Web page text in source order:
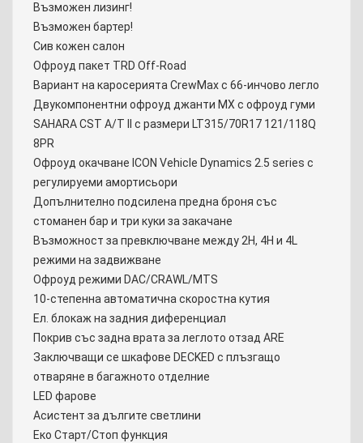
Възможен лизинг!
Възможен бартер!
Сив кожен салон
Офроуд пакет TRD Off-Road
Вариант на каросерията CrewMax с 66-инчово легло
Двукомпонентни офроуд джанти MX с офроуд гуми
SAHARA CST A/T II с размери LT315/70R17 121/118Q
8PR
Oфроуд окачване ICON Vehicle Dynamics 2.5 series с
регулируеми амортисьори
Допълнително подсилена предна броня със
стоманен бар и три куки за закачане
Възможност за превключване между 2H, 4H и 4L
режими на задвижване
Офроуд режими DAC/CRAWL/MTS
10-степенна автоматична скоростна кутия
Ел. блокаж на задния диференциал
Покрив със задна врата за леглото отзад ARE
Заключващи се шкафове DECKED с плъзгащо
отваряне в багажното отделние
LED фарове
Асистент за дългите светлини
Еко Старт/Стоп функция